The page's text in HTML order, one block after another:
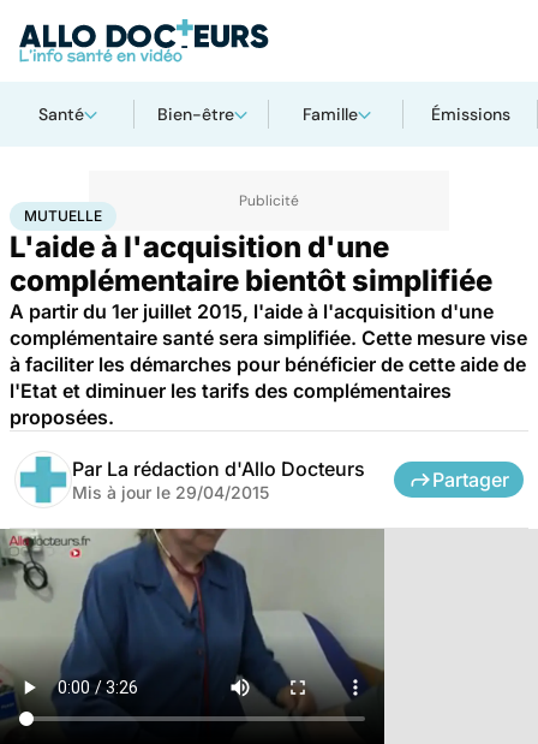
Santé Bien-être Famille Émissions
AccueilSanté Société Mutuelle
MUTUELLE
L'aide à l'acquisition d'une
complémentaire bientôt simplifiée
A partir du 1er juillet 2015, l'aide à l'acquisition d'une
complémentaire santé sera simplifiée. Cette mesure vise
à faciliter les démarches pour bénéficier de cette aide de
l'Etat et diminuer les tarifs des complémentaires
proposées.
Par La rédaction d'Allo Docteurs
Mis à jour le 29/04/2015
Partager